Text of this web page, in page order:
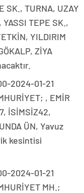
SK., TURNA, UZAY
TEPE SK.,
YILDIRIM
ZİYA
2024-01-21
, EMİR
İSİMSİZ42,
ÜN, Yavuz
kesintisi
2024-01-21
MH.;